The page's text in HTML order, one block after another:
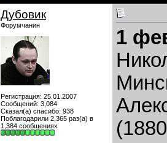
Дубовик
Форумчанин
Регистрация: 25.01.2007
Сообщений: 3,084
Сказал(а) спасибо: 938
Поблагодарили 2,365 раз(а) в
1,384 сообщениях
1